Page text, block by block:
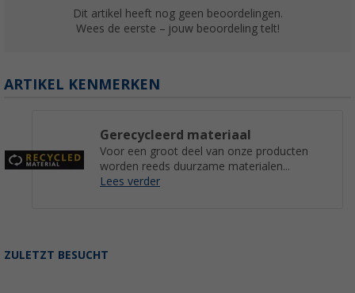
Dit artikel heeft nog geen beoordelingen.
Wees de eerste – jouw beoordeling telt!
ARTIKEL KENMERKEN
Gerecycleerd materiaal
Voor een groot deel van onze producten
worden reeds duurzame materialen...
Lees verder
ZULETZT BESUCHT